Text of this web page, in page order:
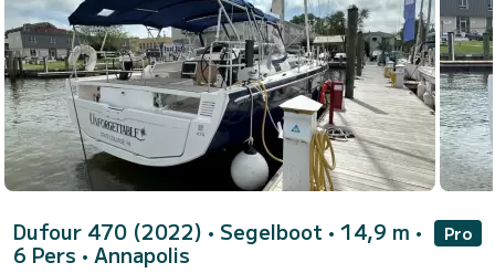
Dufour 470 (2022) • Segelboot • 14,9 m •
6 Pers • Annapolis
Pro